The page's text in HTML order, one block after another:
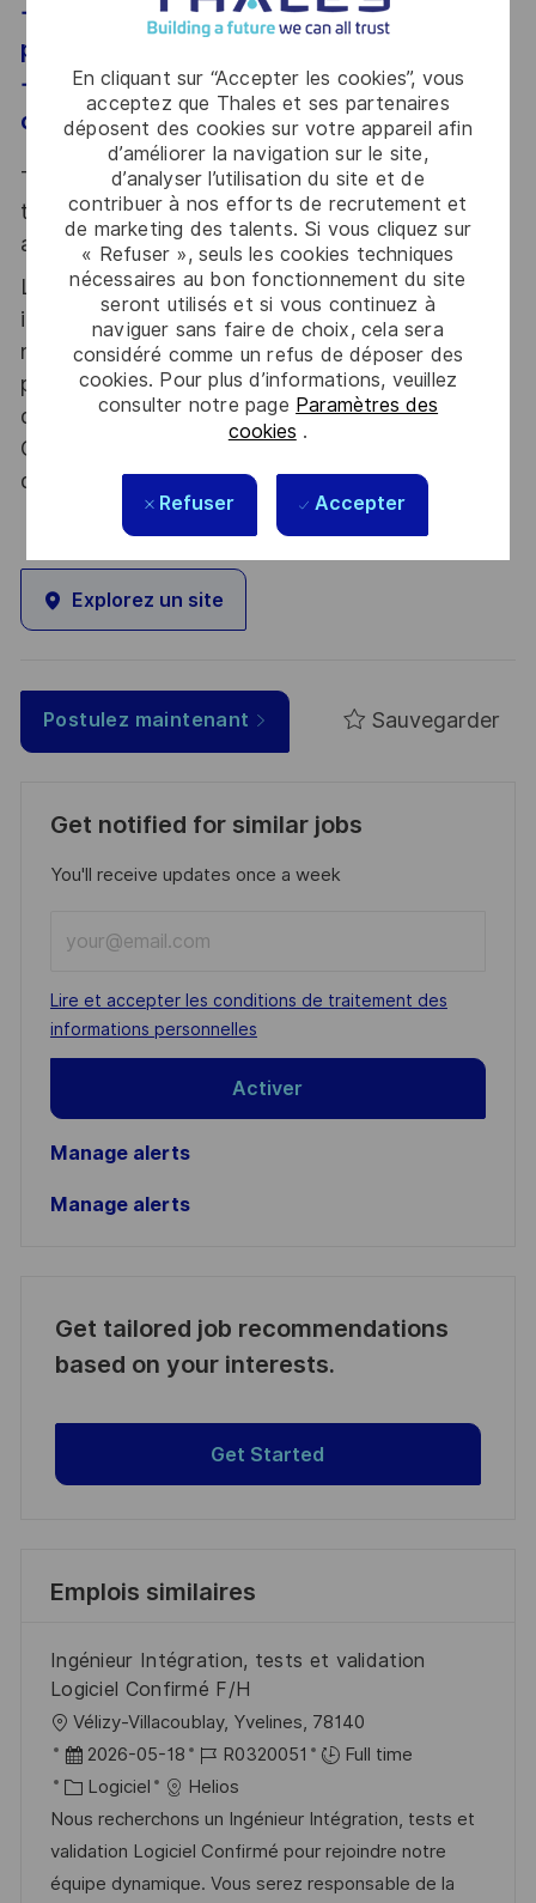
En cliquant sur “Accepter les cookies”, vous
acceptez que Thales et ses partenaires
déposent des cookies sur votre appareil afin
d’améliorer la navigation sur le site,
d’analyser l’utilisation du site et de
contribuer à nos efforts de recrutement et
de marketing des talents. Si vous cliquez sur
« Refuser », seuls les cookies techniques
nécessaires au bon fonctionnement du site
seront utilisés et si vous continuez à
naviguer sans faire de choix, cela sera
considéré comme un refus de déposer des
cookies. Pour plus d’informations, veuillez
consulter notre page Paramètres des
cookies .
Refuser Accepter
- Aptitude à engager et influencer les
parties prenantes
- Créativité pour satisfaire pleinement le
client
Thales, entreprise Handi-Engagée, reconnait
tous les talents. La diversité est notre meilleur
atout. Postulez et rejoignez nous !
Le poste pouvant nécessiter d'accéder à des
informations relevant du secret de la défense
nationale, la personne retenue fera l'objet d'une
procédure d’habilitation, conformément aux
dispositions des articles R.2311-1 et suivants du
Code de la défense et de l’IGI 1300 SGDSN/PSE
du 09 août 2021.
Explorez un site
Postulez maintenant Sauvegarder
Get notified for similar jobs
You'll receive updates once a week
Email
address
(Required)
Required
Lire et accepter les conditions de traitement des
informations personnelles
Activer
Manage alerts
Manage alerts
Get tailored job recommendations
based on your interests.
Get Started
Emplois similaires
Ingénieur Intégration, tests et validation
Logiciel Confirmé F/H
o
c
a
l
i
Vélizy-Villacoublay, Yvelines, 78140
D
a
t
e
d
2026-05-18
R
é
f
é
r
R0320051
Full time
C
a
t
é
Logiciel
Helios
Nous recherchons un Ingénieur Intégration, tests et
validation Logiciel Confirmé pour rejoindre notre
équipe dynamique. Vous serez responsable de la